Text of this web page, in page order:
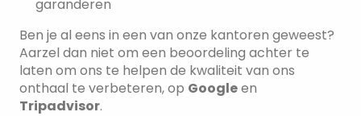
garanderen
Ben je al eens in een van onze kantoren geweest?
Aarzel dan niet om een beoordeling achter te
laten om ons te helpen de kwaliteit van ons
onthaal te verbeteren, op Googleen
Tripadvisor.